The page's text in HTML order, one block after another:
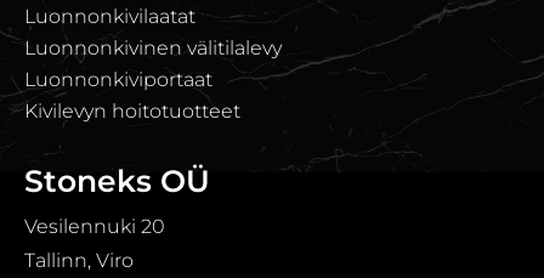
Luonnonkivilaatat
Luonnonkivinen välitilalevy
Luonnonkiviportaat
Kivilevyn hoitotuotteet
Stoneks OÜ
Vesilennuki 20
Tallinn, Viro